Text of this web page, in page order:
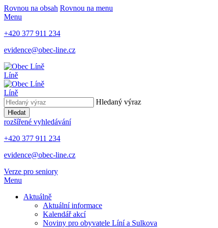
Rovnou na obsah Rovnou na menu
Menu
+420 377 911 234
evidence@obec-line.cz
Líně
Líně
Hledaný výraz
Hledat
rozšířené vyhledávání
+420 377 911 234
evidence@obec-line.cz
Verze pro seniory
Menu
Aktuálně
Aktuální informace
Kalendář akcí
Noviny pro obyvatele Líní a Sulkova